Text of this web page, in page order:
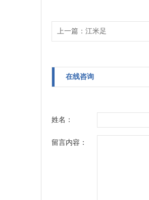
上一篇： 江米足
在线咨询
姓名：
留言内容：